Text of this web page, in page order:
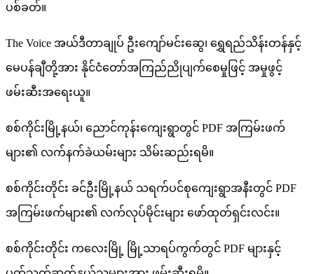
ပစ်ခတ်။
The Voice အယ်ဒီတာချုပ် ဦးကျော်မင်းဆွေ၊ ရွှေရည်သိန်းတန်နှင့်
မေပန်ချီတို့အား နိုင်ငံတော်အကြည်ညိုပျက်စေမှုဖြင့် အမှုဖွင့်
ဖမ်းဆီးအရေးယူ။
စစ်ကိုင်းမြို့နယ်၊ ညောင်ကုန်းကျေးရွာတွင် PDF အကြမ်းဖက်
များ၏ လက်နက်ခဲယမ်းများ သိမ်းဆည်းရမိ။
စစ်ကိုင်းတိုင်း ခင်ဦးမြို့နယ် သရက်ပင်စုကျေးရွာအနီးတွင် PDF
အကြမ်းဖက်များ၏ လက်လုပ်မိုင်းများ ဖော်ထုတ်ရှင်းလင်း။
စစ်ကိုင်းတိုင်း ကလေးမြို့ မြို့သာရပ်ကွက်တွင် PDF များနှင့်